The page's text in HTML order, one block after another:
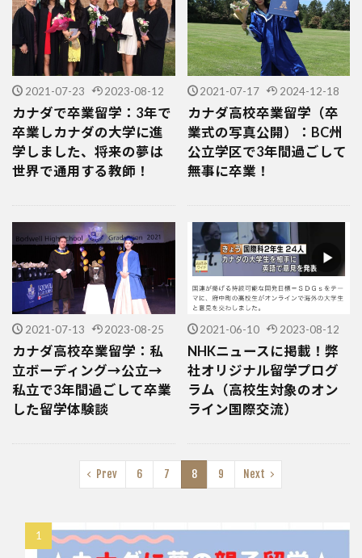
2021-07-23 2023-08-12
カナダで卒業留学：3年で
卒業しカナダの大学に進
学しました、将来の夢は
世界で通用する教師！
2021-07-17 2024-12-18
カナダ高校卒業留学（卒
業式の写真公開）：BC州
公立学区で3年間過ごして
無事に卒業！
2021-07-13 2023-08-25
カナダ高校卒業留学：私
立ボーディング→公立→
私立で3年間過ごして卒業
した留学体験談
2021-06-10 2023-08-12
NHKニュースに掲載！弊
社オリジナル留学プログ
ラム（高校生対象のオン
ライン国際交流）
Prev 6 7 8 9 Next